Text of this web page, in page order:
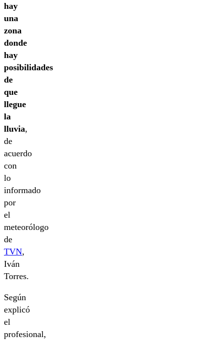
hay
una
zona
donde
hay
posibilidades
de
que
llegue
la
lluvia,
de
acuerdo
con
lo
informado
por
el
meteorólogo
de
TVN,
Iván
Torres.
Según
explicó
el
profesional,